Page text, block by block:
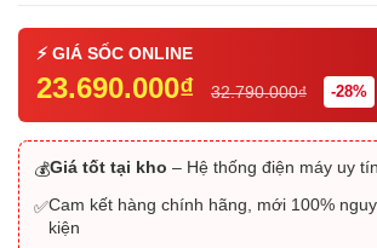
23.690.000₫ 32.790.000₫ -28%
💰Giá tốt tại kho – Hệ thống điện máy uy
✅Cam kết hàng chính hãng, mới 100%
kiện